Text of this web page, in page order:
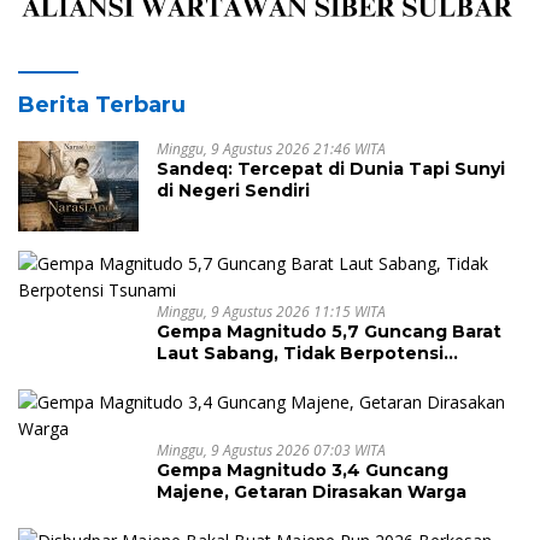
Berita Terbaru
Minggu, 9 Agustus 2026 21:46 WITA
Sandeq: Tercepat di Dunia Tapi Sunyi
di Negeri Sendiri
Minggu, 9 Agustus 2026 11:15 WITA
Gempa Magnitudo 5,7 Guncang Barat
Laut Sabang, Tidak Berpotensi
Minggu, 9 Agustus 2026 07:03 WITA
Gempa Magnitudo 3,4 Guncang
Majene, Getaran Dirasakan Warga